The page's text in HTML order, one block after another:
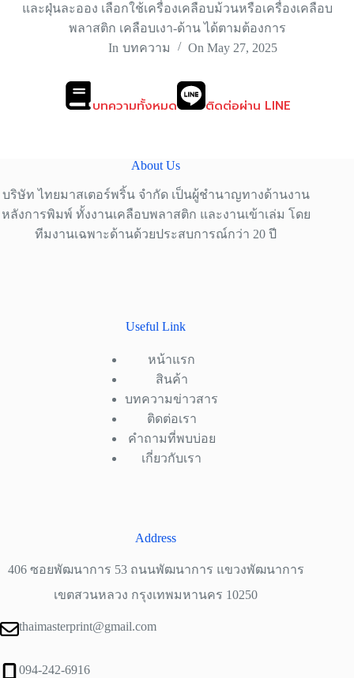
และฝุ่นละออง เลือกใช้เครื่องเคลือบม้วนหรือเครื่องเคลือบ
พลาสติก เคลือบเงา-ด้าน ได้ตามต้องการ
In บทความ On May 27, 2025
บทความทั้งหมด ติดต่อผ่าน LINE
About Us
บริษัท ไทยมาสเตอร์พริ้น จำกัด เป็นผู้ชำนาญทางด้านงาน
หลังการพิมพ์ ทั้งงานเคลือบพลาสติก และงานเข้าเล่ม โดย
ทีมงานเฉพาะด้านด้วยประสบการณ์กว่า 20 ปี
Useful Link
หน้าแรก
สินค้า
บทความข่าวสาร
ติดต่อเรา
คำถามที่พบบ่อย
เกี่ยวกับเรา
Address
406 ซอยพัฒนาการ 53 ถนนพัฒนาการ แขวงพัฒนาการ
เขตสวนหลวง กรุงเทพมหานคร 10250
thaimasterprint@gmail.com
094-242-6916